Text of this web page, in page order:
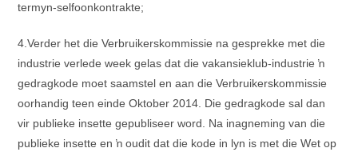
termyn-selfoonkontrakte;
4.Verder het die Verbruikerskommissie na gesprekke met die
industrie verlede week gelas dat die vakansieklub-industrie ŉ
gedragkode moet saamstel en aan die Verbruikerskommissie
oorhandig teen einde Oktober 2014. Die gedragkode sal dan
vir publieke insette gepubliseer word. Na inagneming van die
publieke insette en ŉ oudit dat die kode in lyn is met die Wet op